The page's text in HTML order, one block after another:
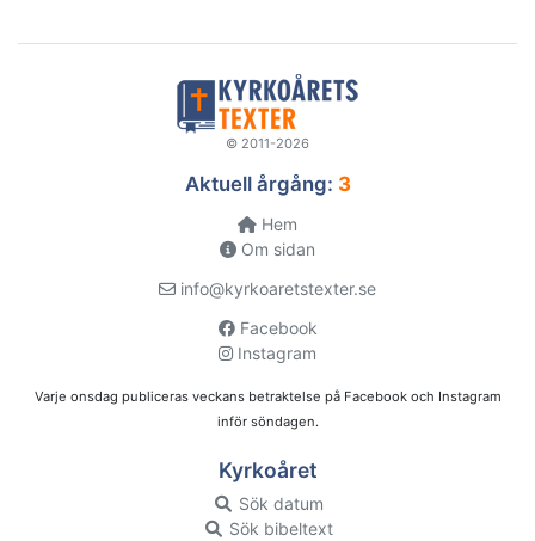
© 2011-2026
Aktuell årgång: 3
Hem
Om sidan
info@kyrkoaretstexter.se
Facebook
Instagram
Varje onsdag publiceras veckans betraktelse på Facebook och Instagram
inför söndagen.
Kyrkoåret
Sök datum
Sök bibeltext